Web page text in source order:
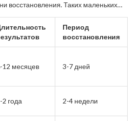
восстановления. Таких маленьких
разных эффектов,
типы кожи и даже цвет
проведением нужно тщательное
Период
восстановления
12 месяцев 3-7 дней
2 года 2-4 недели